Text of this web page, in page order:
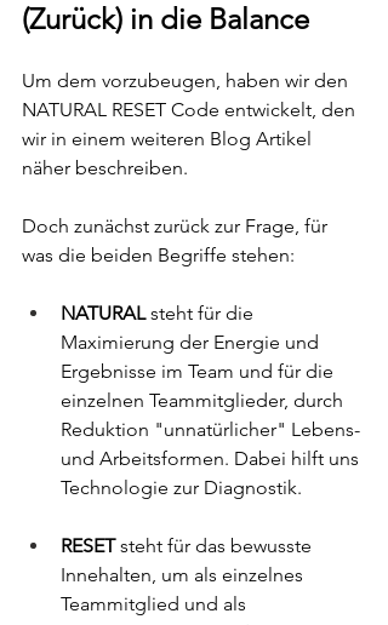
(Zurück) in die Balance
Um dem vorzubeugen, haben wir den
NATURAL RESET Code entwickelt, den
wir in einem weiteren Blog Artikel
näher beschreiben.
Doch zunächst zurück zur Frage, für
was die beiden Begriffe stehen:
NATURAL steht für die
Maximierung der Energie und
Ergebnisse im Team und für die
einzelnen Teammitglieder, durch
Reduktion "unnatürlicher" Lebens-
und Arbeitsformen. Dabei hilft uns
Technologie zur Diagnostik.
RESET steht für das bewusste
Innehalten, um als einzelnes
Teammitglied und als